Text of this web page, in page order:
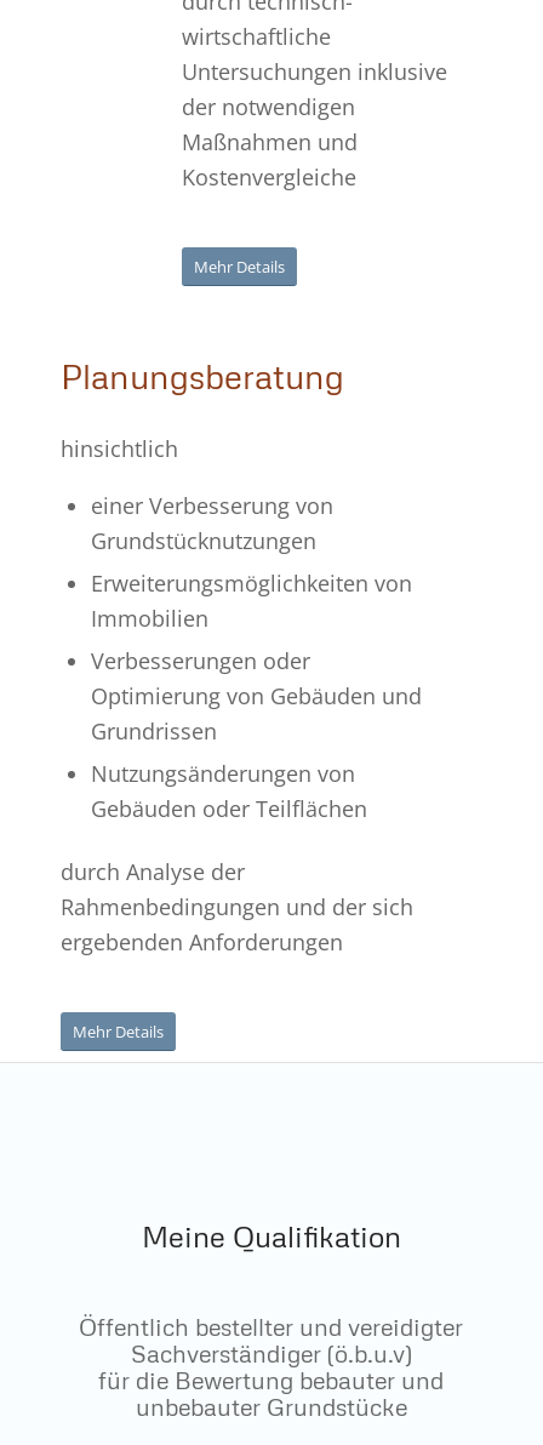
wirtschaftliche
Untersuchungen inklusive
der notwendigen
Maßnahmen und
Kostenvergleiche
Mehr Details
Planungsberatung
hinsichtlich
einer Verbesserung von
Grundstücknutzungen
Erweiterungsmöglichkeiten von
Immobilien
Verbesserungen oder
Optimierung von Gebäuden und
Grundrissen
Nutzungsänderungen von
Gebäuden oder Teilflächen
durch Analyse der
Rahmenbedingungen und der sich
ergebenden Anforderungen
Mehr Details
Meine Qualifikation
Öffentlich bestellter und vereidigter
Sachverständiger (ö.b.u.v)
für die Bewertung bebauter und
unbebauter Grundstücke